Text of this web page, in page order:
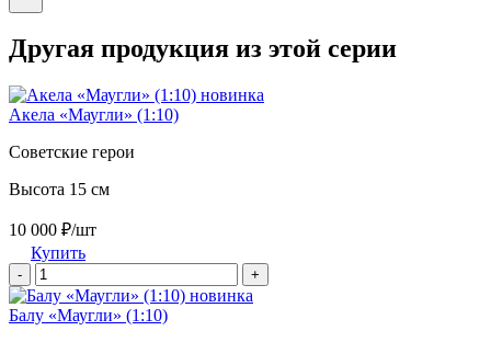
Другая продукция из этой серии
новинка
Акела «Маугли» (1:10)
Советские герои
Высота 15 см
10 000 ₽/шт
Купить
- +
новинка
Балу «Маугли» (1:10)